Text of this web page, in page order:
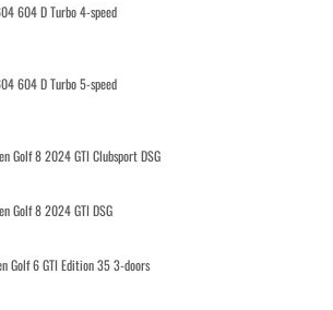
604 D Turbo 4-speed
604 D Turbo 5-speed
Golf 8 2024 GTI Clubsport DSG
Golf 8 2024 GTI DSG
Golf 6 GTI Edition 35 3-doors